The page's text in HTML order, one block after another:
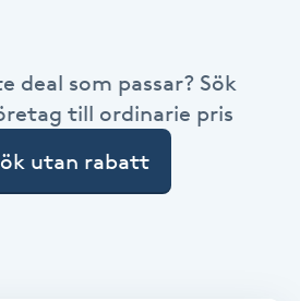
deal som passar? Sök
till ordinarie pris
utan rabatt